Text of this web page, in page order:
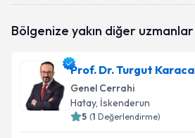
Bölgenize yakın diğer uzmanlar
Prof. Dr. Turgut Karaca
Genel Cerrahi
Hatay, İskenderun
5 (1 Değerlendirme)